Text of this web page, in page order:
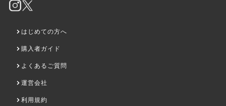
はじめての方へ
購入者ガイド
よくあるご質問
運営会社
利用規約